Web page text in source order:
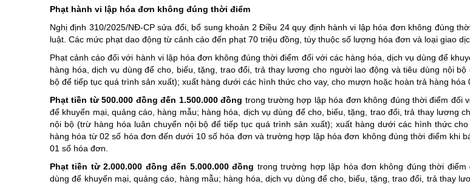
Phạt hành vi lập hóa đơn không đúng thời điểm
Nghị định 310/2025/NĐ-CP sửa đổi, bổ sung khoản 2 Điều 24 quy định hành vi lập hóa đơn không đúng
luật. Các mức phạt dao động từ cảnh cáo đến phạt 70 triệu đồng, tùy thuộc số lượng hóa đơn và loại giao
Phạt cảnh cáo đối với hành vi lập hóa đơn không đúng thời điểm đối với các hàng hóa, dịch vụ dùng để
hàng hóa, dịch vụ dùng để cho, biếu, tặng, trao đổi, trả thay lương cho người lao động và tiêu dùng nội
bộ để tiếp tục quá trình sản xuất); xuất hàng dưới các hình thức cho vay, cho mượn hoặc hoàn trả hàng hóa
Phạt tiền từ 500.000 đồng đến 1.500.000 đồng trong trường hợp lập hóa đơn không đúng thời điểm đối
để khuyến mại, quảng cáo, hàng mẫu; hàng hóa, dịch vụ dùng để cho, biếu, tặng, trao đổi, trả thay lương
nội bộ (trừ hàng hóa luân chuyển nội bộ để tiếp tục quá trình sản xuất); xuất hàng dưới các hình thức
hàng hóa từ 02 số hóa đơn đến dưới 10 số hóa đơn và trường hợp lập hóa đơn không đúng thời điểm khi
01 số hóa đơn.
Phạt tiền từ 2.000.000 đồng đến 5.000.000 đồng trong trường hợp lập hóa đơn không đúng thời
dùng để khuyến mại, quảng cáo, hàng mẫu; hàng hóa, dịch vụ dùng để cho, biếu, tặng, trao đổi, trả thay